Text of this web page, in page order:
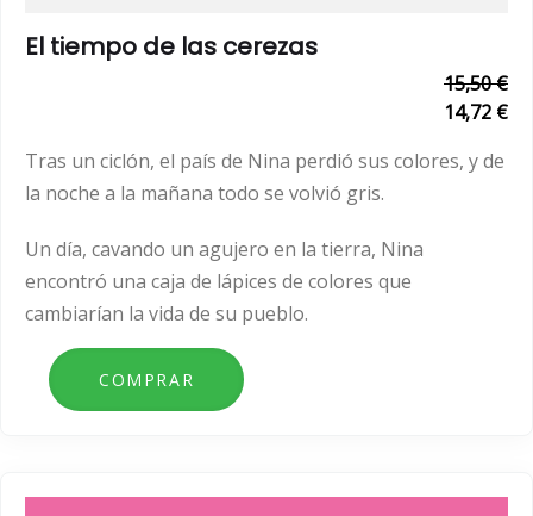
El tiempo de las cerezas
15,50 €
14,72 €
Tras un ciclón, el país de Nina perdió sus colores, y de
la noche a la mañana todo se volvió gris.
Un día, cavando un agujero en la tierra, Nina
encontró una caja de lápices de colores que
cambiarían la vida de su pueblo.